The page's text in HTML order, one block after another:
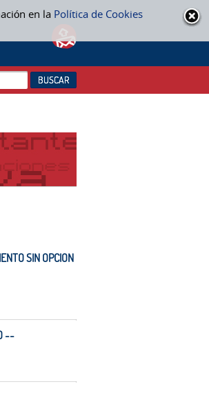
en la Política de Cookies
SIN OPCION
--